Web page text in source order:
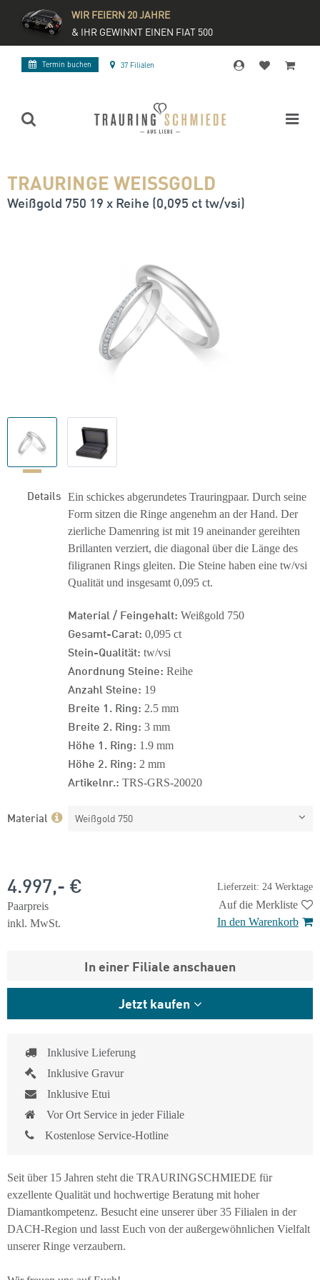
WIR FEIERN 20 JAHRE
& IHR GEWINNT EINEN FIAT 500
Termin buchen 37 Filialen
TRAURINGE WEISSGOLD
Weißgold 750 19 x Reihe (0,095 ct tw/vsi)
Details Ein schickes abgerundetes Trauringpaar. Durch seine
Form sitzen die Ringe angenehm an der Hand. Der
zierliche Damenring ist mit 19 aneinander gereihten
Brillanten verziert, die diagonal über die Länge des
filigranen Rings gleiten. Die Steine haben eine tw/vsi
Qualität und insgesamt 0,095 ct.
Material / Feingehalt: Weißgold 750
Gesamt-Carat: 0,095 ct
Stein-Qualität: tw/vsi
Anordnung Steine: Reihe
Anzahl Steine: 19
Breite 1. Ring: 2.5 mm
Breite 2. Ring: 3 mm
Höhe 1. Ring: 1.9 mm
Höhe 2. Ring: 2 mm
Artikelnr.: TRS-GRS-20020
Material Weißgold 750
Lieferzeit: 24 Werktage
4.997,- €
Paarpreis
inkl. MwSt.
Auf die Merkliste
In den Warenkorb
In einer Filiale anschauen
Jetzt kaufen
Inklusive Lieferung
Inklusive Gravur
Inklusive Etui
Vor Ort Service in jeder Filiale
Kostenlose Service-Hotline
Seit über 15 Jahren steht die TRAURINGSCHMIEDE für
exzellente Qualität und hochwertige Beratung mit hoher
Diamantkompetenz. Besucht eine unserer über 35 Filialen in der
DACH-Region und lasst Euch von der außergewöhnlichen Vielfalt
unserer Ringe verzaubern.